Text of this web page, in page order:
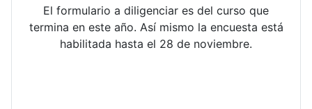
El formulario a diligenciar es del curso que
termina en este año. Así mismo la encuesta está
habilitada hasta el 28 de noviembre.